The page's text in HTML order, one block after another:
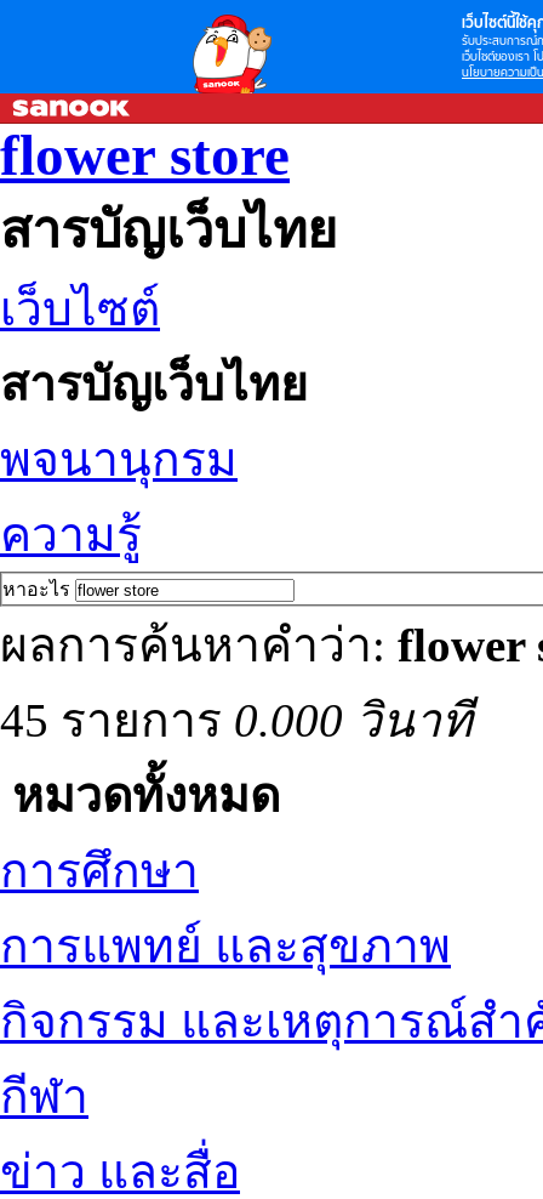
เว็บไซต์นี้ใช้คุ
รับประสบการณ์
เว็บไซต์ของเรา
นโยบายความเป็
flower store
สารบัญเว็บไทย
เว็บไซต์
สารบัญเว็บไทย
พจนานุกรม
ความรู้
หาอะไร
ผลการค้นหาคำว่า: flower
45 รายการ 0.000 วินาที
หมวดทั้งหมด
การศึกษา
การแพทย์ และสุขภาพ
กิจกรรม และเหตุการณ์ส
กีฬา
ข่าว และสื่อ